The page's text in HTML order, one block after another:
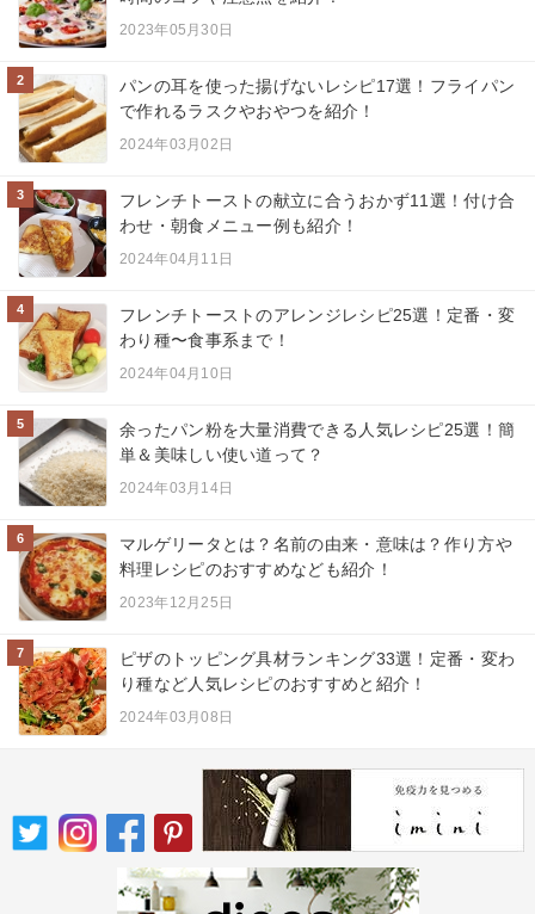
2023年05月30日
2
パンの耳を使った揚げないレシピ17選！フライパン
で作れるラスクやおやつを紹介！
2024年03月02日
3
フレンチトーストの献立に合うおかず11選！付け合
わせ・朝食メニュー例も紹介！
2024年04月11日
4
フレンチトーストのアレンジレシピ25選！定番・変
わり種〜食事系まで！
2024年04月10日
5
余ったパン粉を大量消費できる人気レシピ25選！簡
単＆美味しい使い道って？
2024年03月14日
6
マルゲリータとは？名前の由来・意味は？作り方や
料理レシピのおすすめなども紹介！
2023年12月25日
7
ピザのトッピング具材ランキング33選！定番・変わ
り種など人気レシピのおすすめと紹介！
2024年03月08日